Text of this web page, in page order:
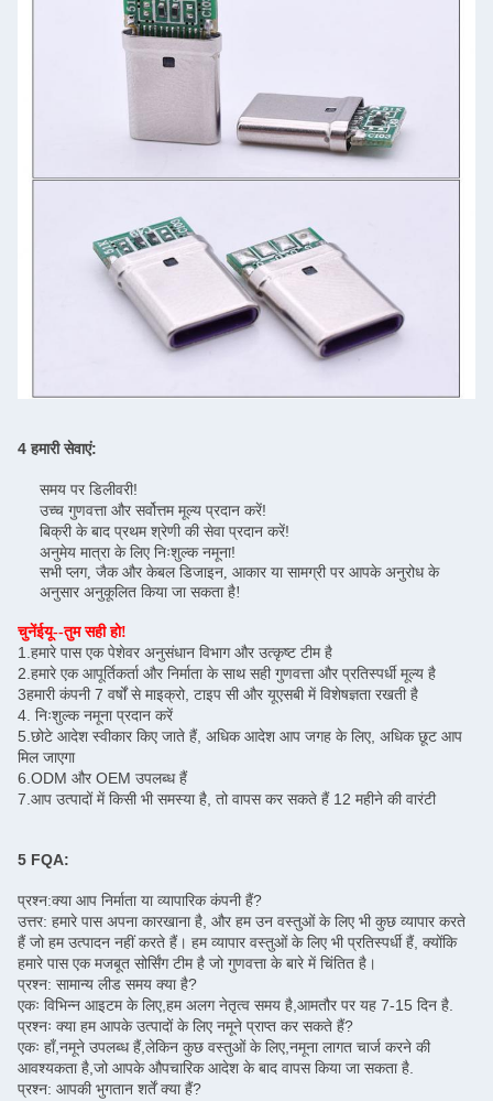
4 हमारी सेवाएं:
समय पर डिलीवरी!
उच्च गुणवत्ता और सर्वोत्तम मूल्य प्रदान करें!
बिक्री के बाद प्रथम श्रेणी की सेवा प्रदान करें!
अनुमेय मात्रा के लिए निःशुल्क नमूना!
सभी प्लग, जैक और केबल डिजाइन, आकार या सामग्री पर आपके अनुरोध के
अनुसार अनुकूलित किया जा सकता है!
चुनेंईयू--तुम सही हो!
1.हमारे पास एक पेशेवर अनुसंधान विभाग और उत्कृष्ट टीम है
2.हमारे एक आपूर्तिकर्ता और निर्माता के साथ सही गुणवत्ता और प्रतिस्पर्धी मूल्य है
3हमारी कंपनी 7 वर्षों से माइक्रो, टाइप सी और यूएसबी में विशेषज्ञता रखती है
4. निःशुल्क नमूना प्रदान करें
5.छोटे आदेश स्वीकार किए जाते हैं, अधिक आदेश आप जगह के लिए, अधिक छूट आप
मिल जाएगा
6.ODM और OEM उपलब्ध हैं
7.आप उत्पादों में किसी भी समस्या है, तो वापस कर सकते हैं 12 महीने की वारंटी
5 FQA:
प्रश्न:क्या आप निर्माता या व्यापारिक कंपनी हैं?
उत्तर: हमारे पास अपना कारखाना है, और हम उन वस्तुओं के लिए भी कुछ व्यापार करते
हैं जो हम उत्पादन नहीं करते हैं। हम व्यापार वस्तुओं के लिए भी प्रतिस्पर्धी हैं, क्योंकि
हमारे पास एक मजबूत सोर्सिंग टीम है जो गुणवत्ता के बारे में चिंतित है।
प्रश्न: सामान्य लीड समय क्या है?
एकः विभिन्न आइटम के लिए,हम अलग नेतृत्व समय है,आमतौर पर यह 7-15 दिन है.
प्रश्नः क्या हम आपके उत्पादों के लिए नमूने प्राप्त कर सकते हैं?
एकः हाँ,नमूने उपलब्ध हैं,लेकिन कुछ वस्तुओं के लिए,नमूना लागत चार्ज करने की
आवश्यकता है,जो आपके औपचारिक आदेश के बाद वापस किया जा सकता है.
प्रश्न: आपकी भुगतान शर्तें क्या हैं?